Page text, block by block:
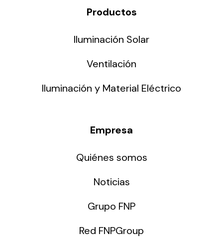
Productos
Iluminación Solar
Ventilación
Iluminación y Material Eléctrico
Empresa
Quiénes somos
Noticias
Grupo FNP
Red FNPGroup